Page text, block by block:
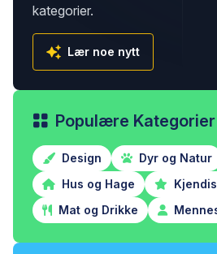
kategorier.
Lær noe nytt
Populære Kategorier
Design Dyr og Natur
Hus og Hage
Mat og Drikke